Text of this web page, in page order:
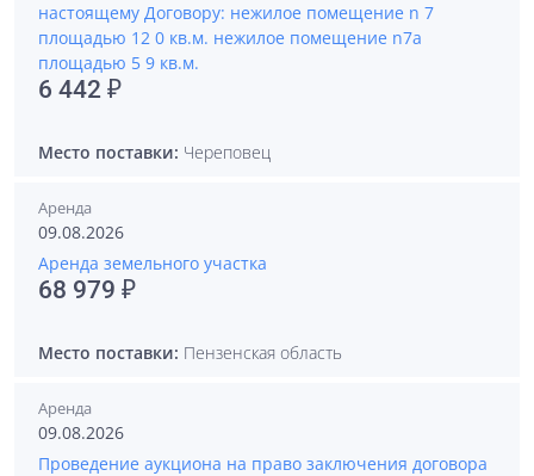
настоящему Договору: нежилое помещение n 7
площадью 12 0 кв.м. нежилое помещение n7а
площадью 5 9 кв.м.
6 442 ₽
Место поставки: Череповец
Аренда
09.08.2026
Аренда земельного участка
68 979 ₽
Место поставки: Пензенская область
Аренда
09.08.2026
Проведение аукциона на право заключения договора